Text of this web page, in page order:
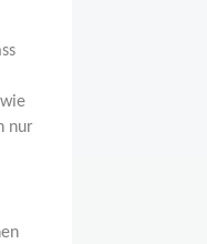
nur